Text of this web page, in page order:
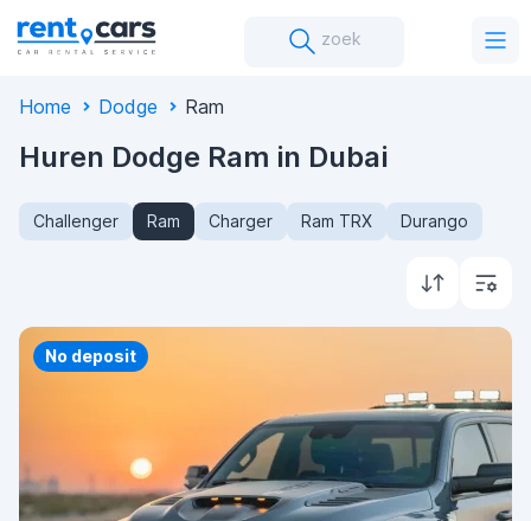
zoek
Home Dodge Ram
Huren Dodge Ram in Dubai
Challenger Ram Charger Ram TRX Durango
Priority
No deposit